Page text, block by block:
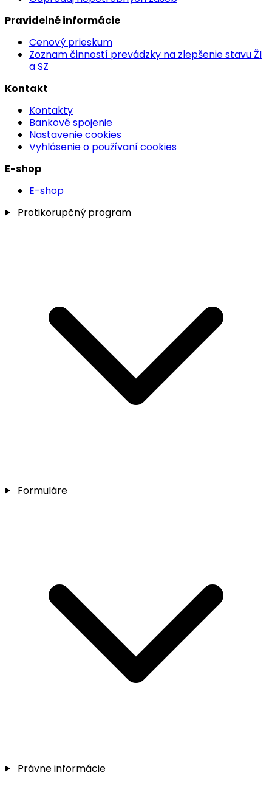
Pravidelné informácie
Cenový prieskum
Zoznam činností prevádzky na zlepšenie stavu ŽI
a SZ
Kontakt
Kontakty
Bankové spojenie
Nastavenie cookies
Vyhlásenie o používaní cookies
E-shop
E-shop
Protikorupčný program
Formuláre
Právne informácie